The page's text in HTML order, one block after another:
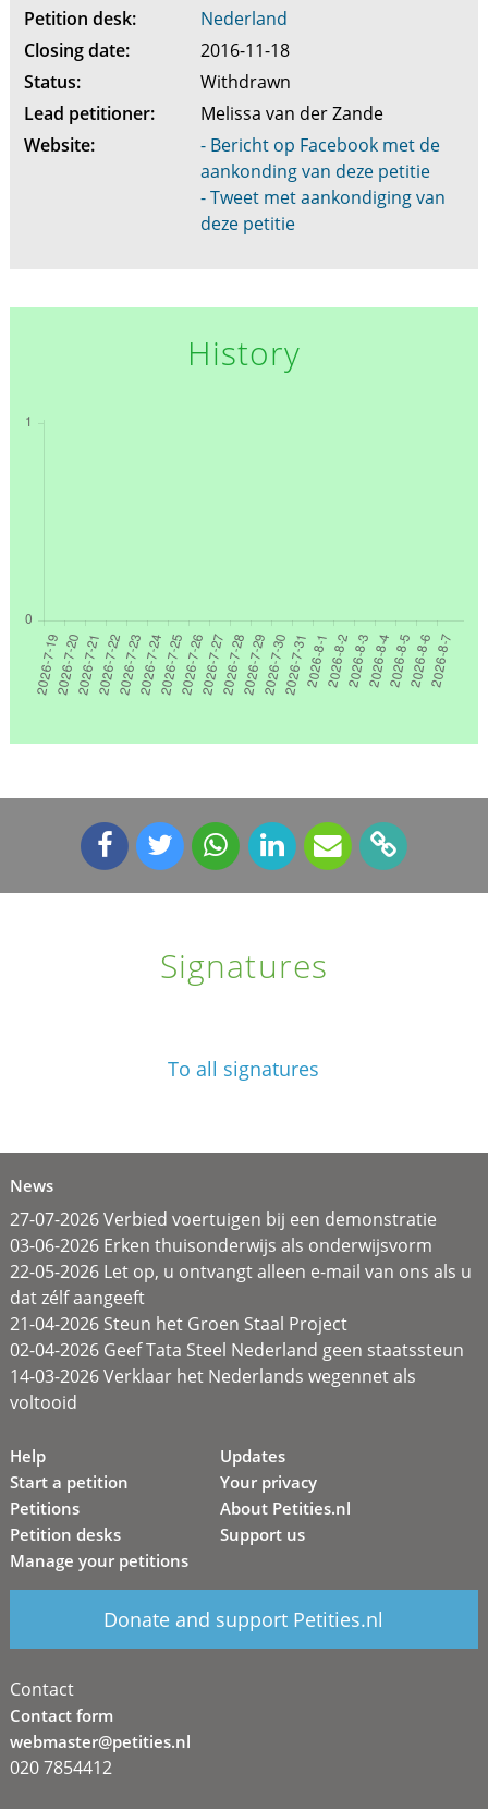
Petition desk:
Nederland
Closing date:
2016-11-18
Status:
Withdrawn
Lead petitioner:
Melissa van der Zande
Website:
- Bericht op Facebook met de
aankonding van deze petitie
- Tweet met aankondiging van
deze petitie
History
Signatures
To all signatures
News
27-07-2026 Verbied voertuigen bij een demonstratie
03-06-2026 Erken thuisonderwijs als onderwijsvorm
22-05-2026 Let op, u ontvangt alleen e-mail van ons als u
dat zélf aangeeft
21-04-2026 Steun het Groen Staal Project
02-04-2026 Geef Tata Steel Nederland geen staatssteun
14-03-2026 Verklaar het Nederlands wegennet als
voltooid
Help
Start a petition
Petitions
Petition desks
Manage your petitions
Updates
Your privacy
About Petities.nl
Support us
Donate and support Petities.nl
Contact
Contact form
webmaster@petities.nl
020 7854412